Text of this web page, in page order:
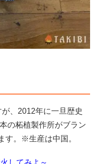
、2012年に一旦歴史
の柘植製作所がブラン
す。※生産は中国。
してみよ～